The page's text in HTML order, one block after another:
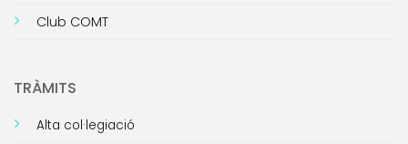
Club COMT
TRÀMITS
Alta col·legiació